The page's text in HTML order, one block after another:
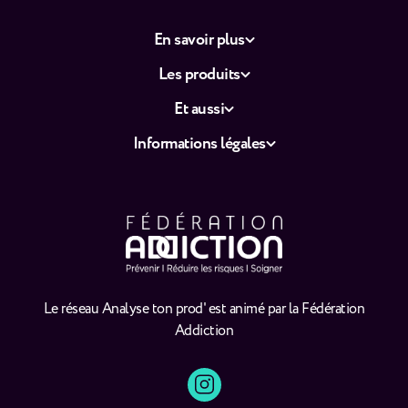
Le réseau Analyse ton prod' est animé par la Fédération
Addiction
En savoir plus
Les produits
Et aussi
Informations légales